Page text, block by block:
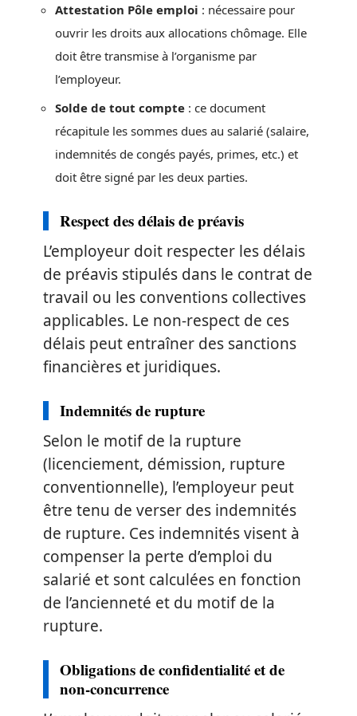
Attestation Pôle emploi : nécessaire pour
ouvrir les droits aux allocations chômage. Elle
doit être transmise à l’organisme par
l’employeur.
Solde de tout compte : ce document
récapitule les sommes dues au salarié (salaire,
indemnités de congés payés, primes, etc.) et
doit être signé par les deux parties.
Respect des délais de préavis
L’employeur doit respecter les délais
de préavis stipulés dans le contrat de
travail ou les conventions collectives
applicables. Le non-respect de ces
délais peut entraîner des sanctions
financières et juridiques.
Indemnités de rupture
Selon le motif de la rupture
(licenciement, démission, rupture
conventionnelle), l’employeur peut
être tenu de verser des indemnités
de rupture. Ces indemnités visent à
compenser la perte d’emploi du
salarié et sont calculées en fonction
de l’ancienneté et du motif de la
rupture.
Obligations de confidentialité et de
non-concurrence